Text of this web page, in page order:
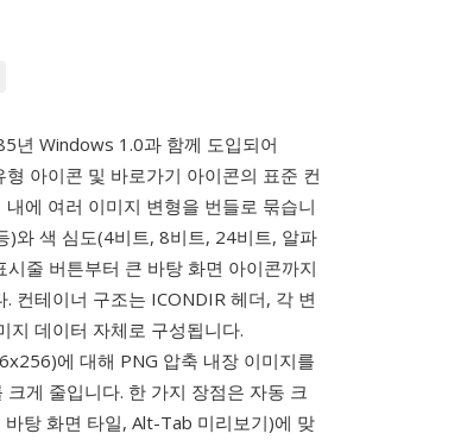
년 Windows 1.0과 함께 도입되어
아이콘 및 바로가기 아이콘의 표준 컨
에 여러 이미지 변형을 번들로 묶습니
색 심도(4비트, 8비트, 24비트, 알파
줄 버튼부터 큰 바탕 화면 아이콘까지
컨테이너 구조는 ICONDIR 헤더, 각 변
지 데이터 자체로 구성됩니다.
에 대해 PNG 압축 내장 이미지를
게 줄입니다. 한 가지 장점은 자동 크
탕 화면 타일, Alt-Tab 미리보기)에 맞